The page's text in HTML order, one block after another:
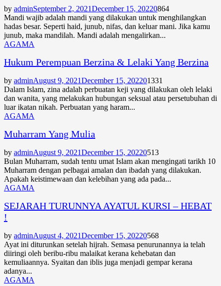
by adminSeptember 2, 2021December 15, 20220864
Mandi wajib adalah mandi yang dilakukan untuk menghilangkan
hadas besar. Seperti haid, junub, nifas, dan keluar mani. Jika kamu
junub, maka mandilah. Mandi adalah mengalirkan...
AGAMA
Hukum Perempuan Berzina & Lelaki Yang Berzina
by adminAugust 9, 2021December 15, 202201331
Dalam Islam, zina adalah perbuatan keji yang dilakukan oleh lelaki
dan wanita, yang melakukan hubungan seksual atau persetubuhan di
luar ikatan nikah. Perbuatan yang haram...
AGAMA
Muharram Yang Mulia
by adminAugust 9, 2021December 15, 20220513
Bulan Muharram, sudah tentu umat Islam akan mengingati tarikh 10
Muharram dengan pelbagai amalan dan ibadah yang dilakukan.
Apakah keistimewaan dan kelebihan yang ada pada...
AGAMA
SEJARAH TURUNNYA AYATUL KURSI – HEBAT
!
by adminAugust 4, 2021December 15, 20220568
Ayat ini diturunkan setelah hijrah. Semasa penurunannya ia telah
diiringi oleh beribu-ribu malaikat kerana kehebatan dan
kemuliaannya. Syaitan dan iblis juga menjadi gempar kerana
adanya...
AGAMA